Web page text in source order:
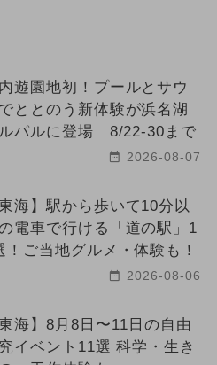
遊園地初！プールとサウ
ととのう新体験が浜名湖
パルに登場 8/22-30まで
2026-08-07
東海】駅から歩いて10分以
電車で行ける「道の駅」1
！ご当地グルメ・体験も！
2026-08-06
東海】8月8日〜11日の自由
イベント11選 科学・生き